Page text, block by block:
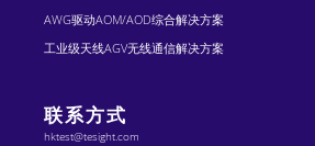
AWG驱动AOM/AOD综合解决方案
工业级天线AGV无线通信解决方案
联系方式
hktest@tesight.com